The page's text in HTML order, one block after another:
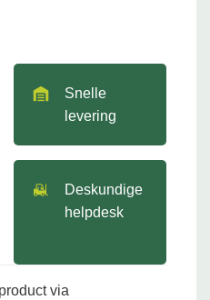
Snelle
levering
Deskundige
helpdesk
via